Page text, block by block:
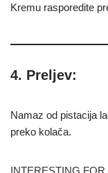
Kremu rasporedite
4. Preljev:
Namaz od pistacija
preko kolača.